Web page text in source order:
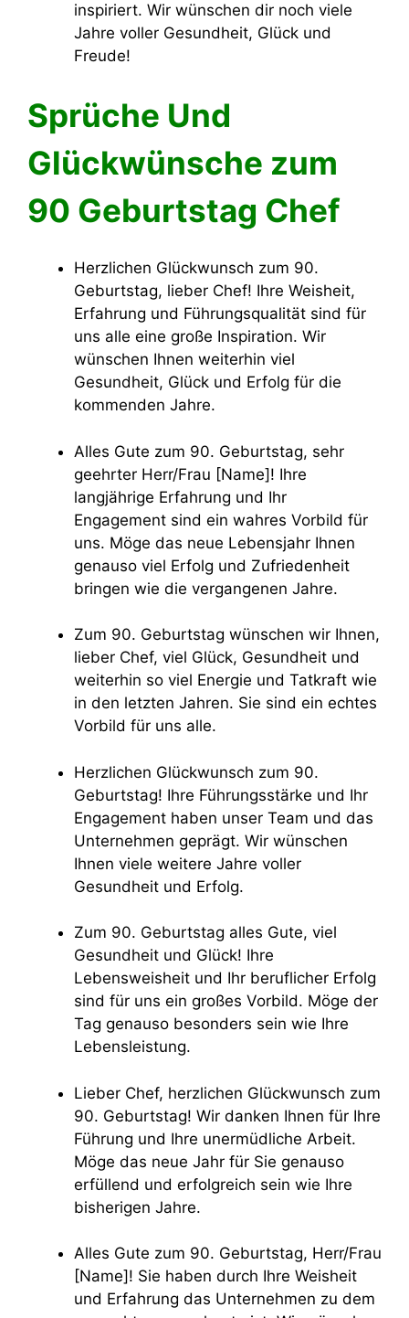
inspiriert. Wir wünschen dir noch viele
Jahre voller Gesundheit, Glück und
Freude!
Sprüche Und
Glückwünsche zum
90 Geburtstag Chef
Herzlichen Glückwunsch zum 90.
Geburtstag, lieber Chef! Ihre Weisheit,
Erfahrung und Führungsqualität sind für
uns alle eine große Inspiration. Wir
wünschen Ihnen weiterhin viel
Gesundheit, Glück und Erfolg für die
kommenden Jahre.
Alles Gute zum 90. Geburtstag, sehr
geehrter Herr/Frau [Name]! Ihre
langjährige Erfahrung und Ihr
Engagement sind ein wahres Vorbild für
uns. Möge das neue Lebensjahr Ihnen
genauso viel Erfolg und Zufriedenheit
bringen wie die vergangenen Jahre.
Zum 90. Geburtstag wünschen wir Ihnen,
lieber Chef, viel Glück, Gesundheit und
weiterhin so viel Energie und Tatkraft wie
in den letzten Jahren. Sie sind ein echtes
Vorbild für uns alle.
Herzlichen Glückwunsch zum 90.
Geburtstag! Ihre Führungsstärke und Ihr
Engagement haben unser Team und das
Unternehmen geprägt. Wir wünschen
Ihnen viele weitere Jahre voller
Gesundheit und Erfolg.
Zum 90. Geburtstag alles Gute, viel
Gesundheit und Glück! Ihre
Lebensweisheit und Ihr beruflicher Erfolg
sind für uns ein großes Vorbild. Möge der
Tag genauso besonders sein wie Ihre
Lebensleistung.
Lieber Chef, herzlichen Glückwunsch zum
90. Geburtstag! Wir danken Ihnen für Ihre
Führung und Ihre unermüdliche Arbeit.
Möge das neue Jahr für Sie genauso
erfüllend und erfolgreich sein wie Ihre
bisherigen Jahre.
Alles Gute zum 90. Geburtstag, Herr/Frau
[Name]! Sie haben durch Ihre Weisheit
und Erfahrung das Unternehmen zu dem